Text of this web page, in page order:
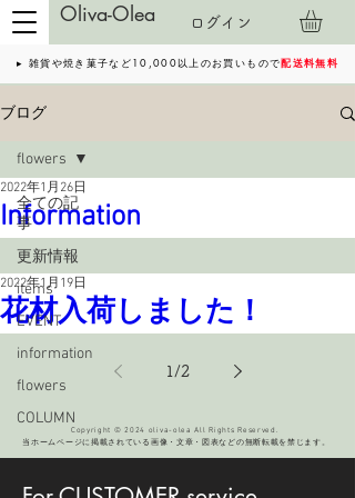
ログイン
▸ 雑貨や焼き菓子など10,000以上のお買いもので配送料無料
Oliva-Olea
ブログ
全ての記
事
更新情報
items
EVENT
information
flowers
COLUMN
flowers
Information
2022年1月26日
花材入荷しました！
2022年1月19日
1 /2
Copyright © 2024 oliva-olea All Rights Reserved.
当ホームページに掲載されている画像・文章・図表などの無断転載を禁じます。